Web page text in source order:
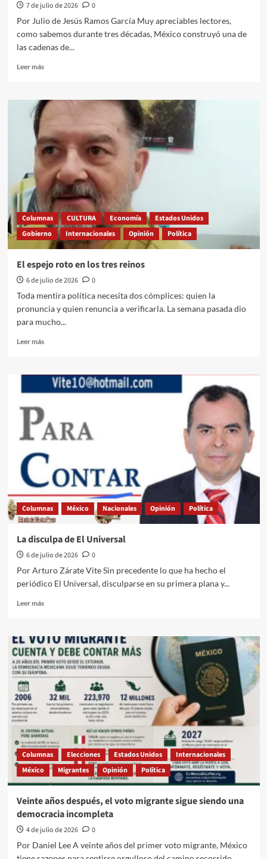
7 de julio de 2026
0
Por Julio de Jesús Ramos García Muy apreciables lectores,
como sabemos durante tres décadas, México construyó una de
las cadenas de...
Leer másLeer
México
frente
al
nuevo
tablero
automotriz:
cuando
la
pinza
entre
Estados
Unidos
y
China
las
reglas
Columnas CULTURA Economía
Estados Unidos
Gobierno
Internacionales Opinión Política
El espejo roto en los tres reinos
6 de julio de 2026
0
Toda mentira política necesita dos cómplices: quien la
pronuncia y quien renuncia a verificarla. La semana pasada dio
para mucho...
Leer másLeer
El
espejo
roto
en
los
tres
reinos
Columnas México Nacionales Opinión Política
La disculpa de El Universal
6 de julio de 2026
0
Por Arturo Zárate Vite Sin precedente lo que ha hecho el
periódico El Universal, disculparse en su primera plana y...
Leer másLeer
La
disculpa
de
El
Universal
Columnas Elecciones Estados Unidos
Internacionales
México
Migrantes Opinión Política
Veinte años después, el voto migrante sigue siendo una
democracia incompleta
4 de julio de 2026
0
Por Daniel Lee A veinte años del primer voto migrante, México